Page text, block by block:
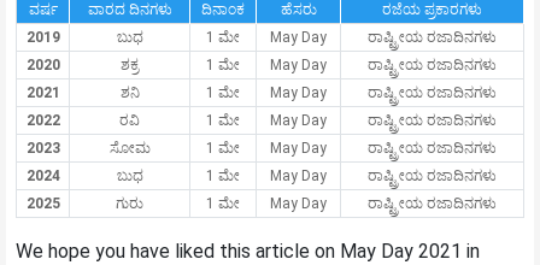
ವರ್ಷ ವಾರದ ದಿನಗಳು ದಿನಾಂಕ ಹೆಸರು
ರಜೆಯ ಪ್ರಕಾರಗಳು
2019
ಬುಧ 1 ಮೇ May Day
ರಾಷ್ಟ್ರೀಯ ರಜಾದಿನಗಳು
2020
ಶಕ್ರ 1 ಮೇ May Day
ರಾಷ್ಟ್ರೀಯ ರಜಾದಿನಗಳು
2021
ಶನಿ 1 ಮೇ May Day
ರಾಷ್ಟ್ರೀಯ ರಜಾದಿನಗಳು
2022
ರವಿ 1 ಮೇ May Day
ರಾಷ್ಟ್ರೀಯ ರಜಾದಿನಗಳು
2023
ಸೋಮ 1 ಮೇ May Day
ರಾಷ್ಟ್ರೀಯ ರಜಾದಿನಗಳು
2024
ಬುಧ 1 ಮೇ May Day
ರಾಷ್ಟ್ರೀಯ ರಜಾದಿನಗಳು
2025
ಗುರು 1 ಮೇ May Day ರಾಷ್ಟ್ರೀಯ ರಜಾದಿನಗಳು
We hope you have liked this article on May Day 2021 in